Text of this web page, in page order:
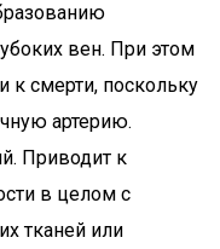
вен. При этом
к смерти, поскольку
артерию.
Приводит к
в целом с
тканей или